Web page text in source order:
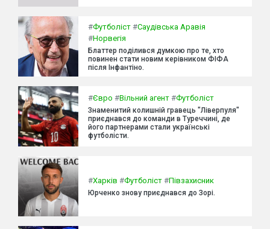
#Футболіст #Саудівська Аравія
#Норвегія
Блаттер поділився думкою про те, хто
повинен стати новим керівником ФІФА
після Інфантіно.
#Євро #Вільний агент #Футболіст
Знаменитий колишній гравець "Ліверпуля"
приєднався до команди в Туреччині, де
його партнерами стали українські
футболісти.
#Харків #Футболіст #Півзахисник
Юрченко знову приєднався до Зорі.